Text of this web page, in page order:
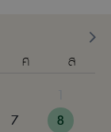
ศ
ส
7
8